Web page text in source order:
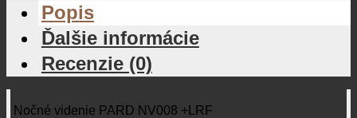
Popis
Ďalšie informácie
Recenzie (0)
Nočné videnie PARD NV008 +LRF